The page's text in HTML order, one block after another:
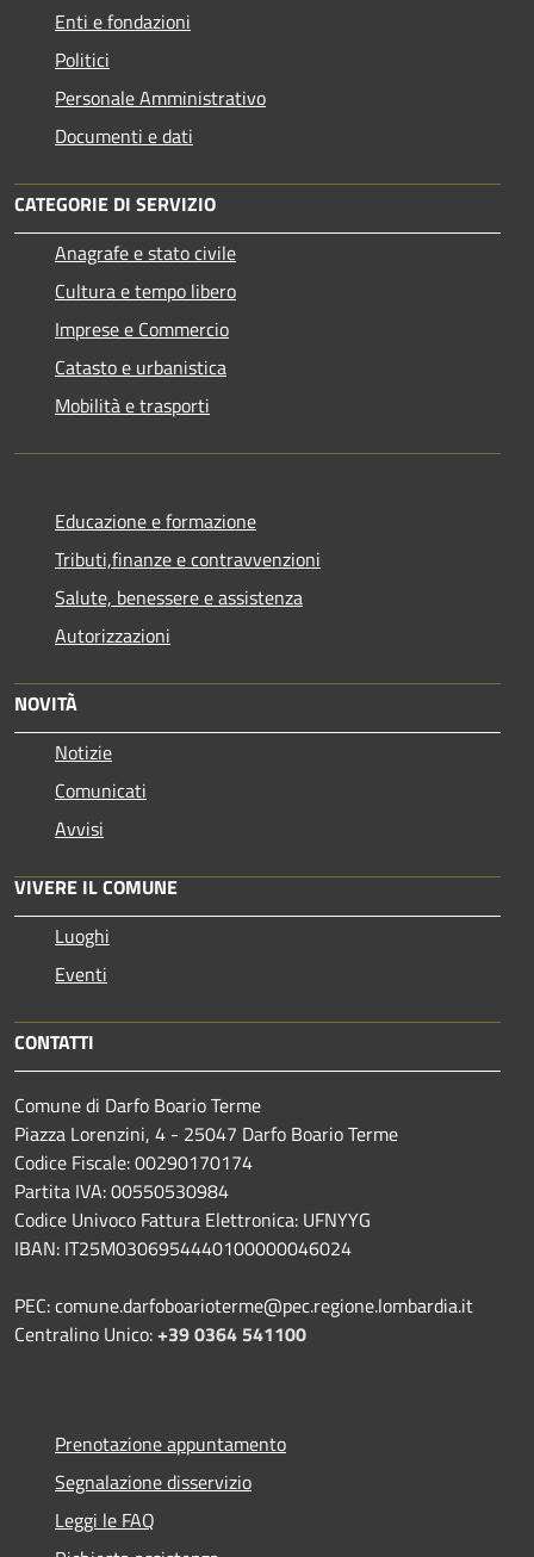
Enti e fondazioni
Politici
Personale Amministrativo
Documenti e dati
CATEGORIE DI SERVIZIO
Anagrafe e stato civile
Cultura e tempo libero
Imprese e Commercio
Catasto e urbanistica
Mobilità e trasporti
Educazione e formazione
Tributi,finanze e contravvenzioni
Salute, benessere e assistenza
Autorizzazioni
NOVITÀ
Notizie
Comunicati
Avvisi
VIVERE IL COMUNE
Luoghi
Eventi
CONTATTI
Comune di Darfo Boario Terme
Piazza Lorenzini, 4 - 25047 Darfo Boario Terme
Codice Fiscale: 00290170174
Partita IVA: 00550530984
Codice Univoco Fattura Elettronica: UFNYYG
IBAN: IT25M0306954440100000046024
PEC: comune.darfoboarioterme@pec.regione.lombardia.it
Centralino Unico:+39 0364 541100
Prenotazione appuntamento
Segnalazione disservizio
Leggi le FAQ